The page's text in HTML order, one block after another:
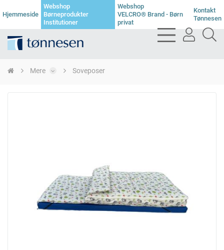
Hjemmeside
Webshop
Børneprodukter
Institutioner
Webshop
VELCRO® Brand - Børn
privat
Kontakt
Tønnesen
bars
light
user
Mere Soveposer